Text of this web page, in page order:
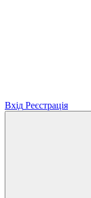
Вхід Реєстрація